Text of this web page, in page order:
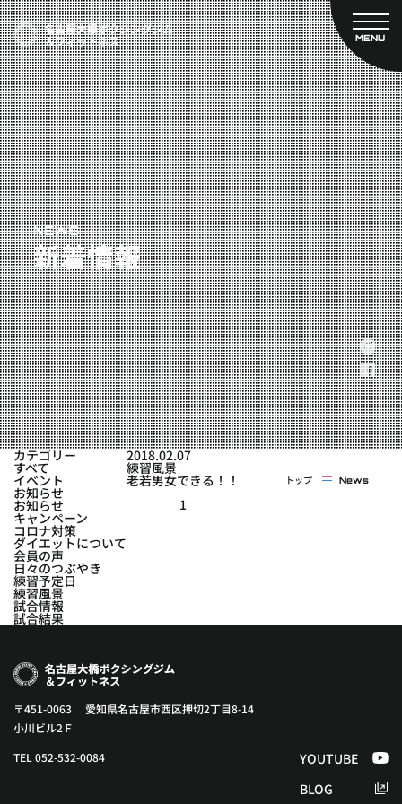
MENU
CLOSE
TOP
新着情報
ご予約
プライベートコース予約
レンタルスタジオ予約
名古屋大橋ボクシングジムについて
大橋弘政プロフィール
スタッフ紹介
料金案内
設備紹介
アクセス
営業時間
トレーナー募集
スポンサー募集
大会チケット購入
キャンペーン
実戦コース
料金システム
選手紹介
よくある質問
フィットネスコース
料金システム
ビフォーアフター
YOUTUBE BLOG
NEWS
新着情報
トップ News
カテゴリー
すべて
イベント
お知らせ
お知らせ
キャンペーン
コロナ対策
ダイエットについて
会員の声
日々のつぶやき
練習予定日
練習風景
試合情報
試合結果
2018.02.07
練習風景
老若男女できる！！
1
〒451-0063 愛知県名古屋市西区押切2丁目8-14
小川ビル2Ｆ
TEL 052-532-0084
YOUTUBE
BLOG